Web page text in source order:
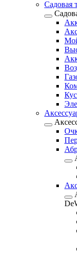
Садовая